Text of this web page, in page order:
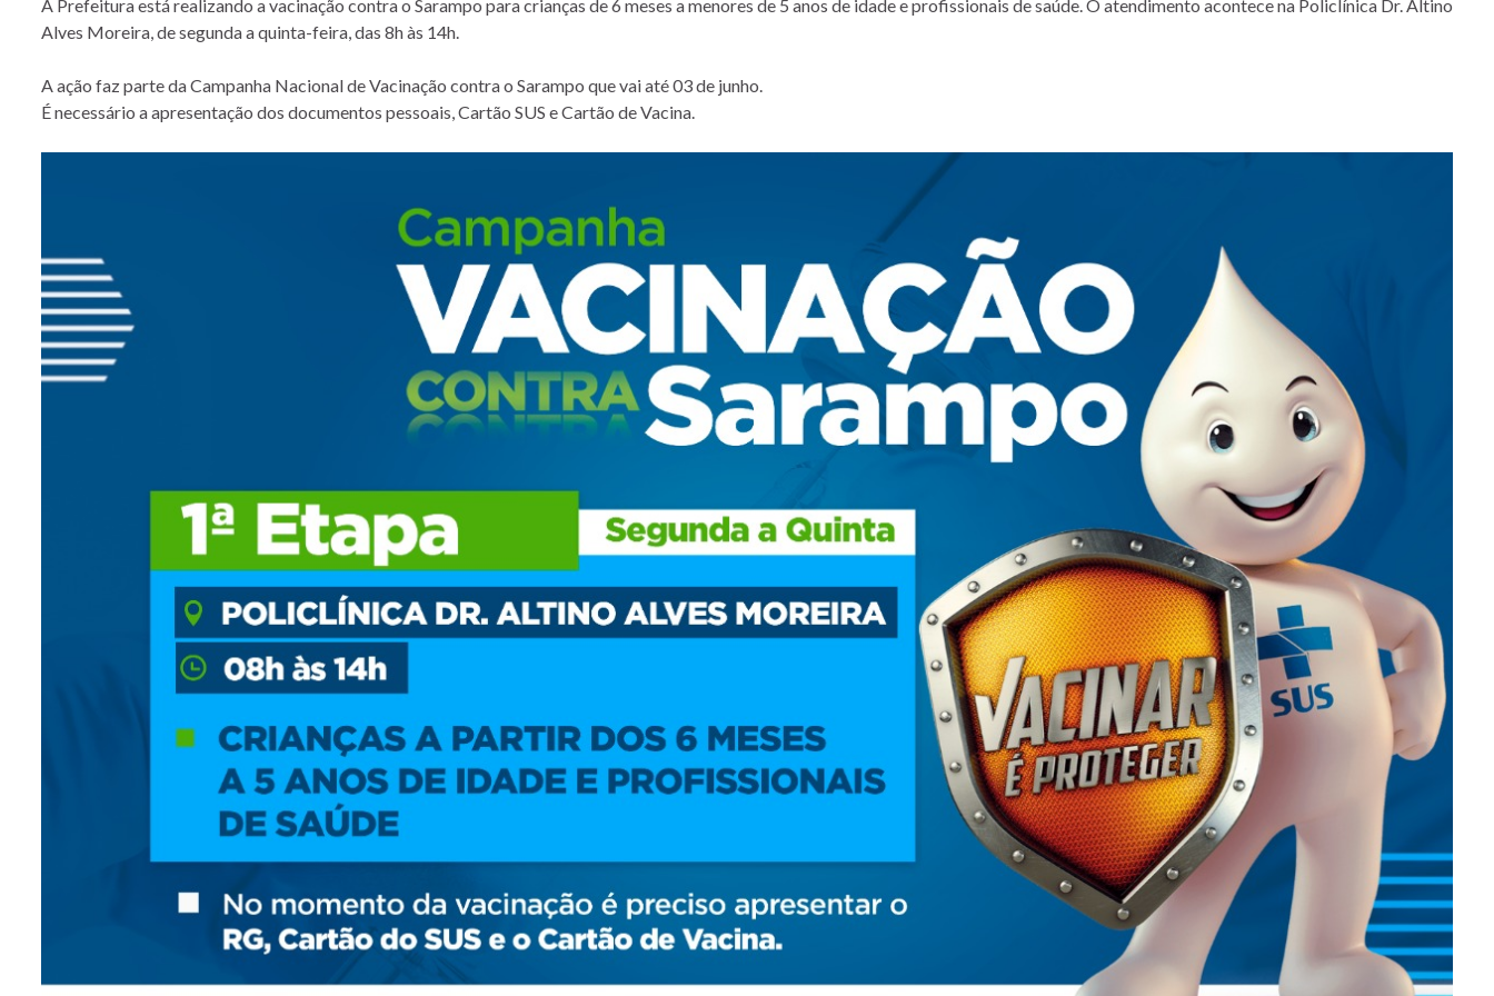
A Prefeitura está realizando a vacinação contra o Sarampo para crianças de 6 meses a menores de 5 anos de idade e profissionais de saúde. O atendimento acontece na Policlínica Dr. Altino
Alves Moreira, de segunda a quinta-feira, das 8h às 14h.
A ação faz parte da Campanha Nacional de Vacinação contra o Sarampo que vai até 03 de junho.
É necessário a apresentação dos documentos pessoais, Cartão SUS e Cartão de Vacina.